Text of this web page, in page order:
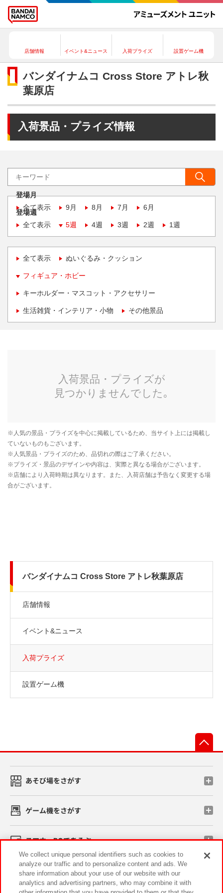
店舗情報 イベント&ニュース 入荷プライズ 設置ゲーム機
バンダイナムコ Cross Store アトレ秋
葉原店
入荷景品・プライズ情報
登場月
全て表示
9月 8月 7月 6月
登場週
全て表示
5週 4週 3週 2週 1週
全て表示 ぬいぐるみ・クッション
フィギュア・ホビー
キーホルダー・マスコット・アクセサリー
生活雑貨・インテリア・小物 その他景品
バンダイナムコ Cross Store アトレ秋葉原店
店舗情報
イベント&ニュース
入荷プライズ
設置ゲーム機
あそび場をさがす
ゲーム機をさがす
スマホ・PCであそぶ
イベント・キャンペーン
We collect unique personal identifiers such as cookies to
analyze our traffic and to personalize content and ads. We
share information about your use of our website with our
analytics and advertising partners, who may combine it with